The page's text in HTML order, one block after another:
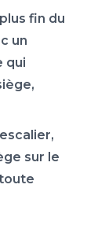
fin du
un
qui
sur le